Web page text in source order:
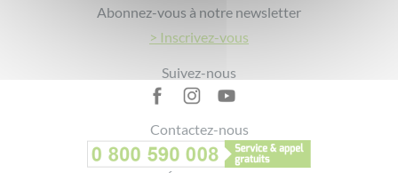
Abonnez-vous à notre newsletter
> Inscrivez-vous
Suivez-nous
Contactez-nous